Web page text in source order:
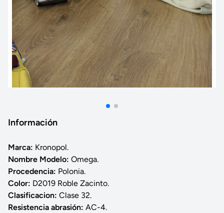
Información
Marca: Kronopol.
Nombre Modelo: Omega.
Procedencia: Polonia.
Color: D2019 Roble Zacinto.
Clasificacion: Clase 32.
Resistencia abrasión: AC-4.